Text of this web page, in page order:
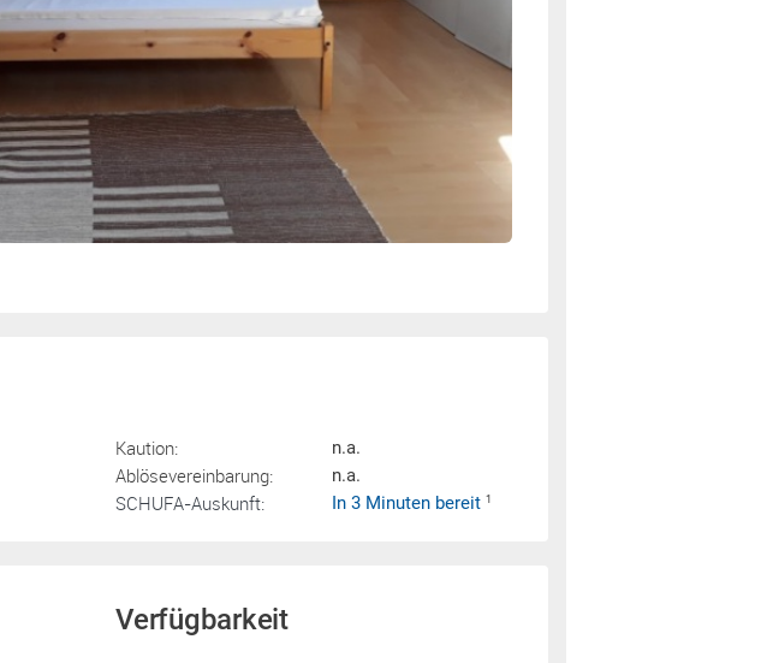
Kaution: n.a.
Ablösevereinbarung: n.a.
SCHUFA-Auskunft: In 3 Minuten bereit 1
Verfügbarkeit